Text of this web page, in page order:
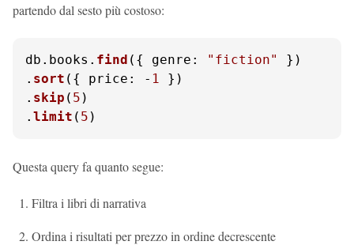
partendo dal sesto più costoso:
db. books . find ({ genre : "fiction"
})
. sort ({ price : - 1 })
. skip ( 5 )
. limit ( 5 )
Questa query fa quanto segue:
Filtra i libri di narrativa
Ordina i risultati per prezzo in ordine decrescente